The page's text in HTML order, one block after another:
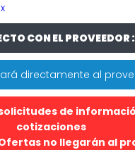
CON EL PROVEEDOR :
directamente al
solicitudes de
cotizaciones
no llegarán al